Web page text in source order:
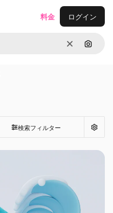
消去 画像で
料金 ログイン
検索フィルター